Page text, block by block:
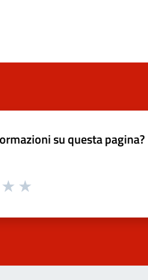
su questa pagina?